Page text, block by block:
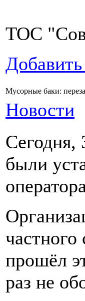
ТОС
Мусорные баки:
Новости
Сегодня,
были
прошёл
раз не